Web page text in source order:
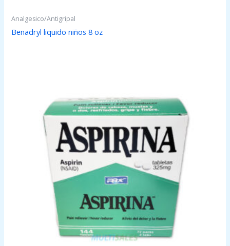
Analgesico/Antigripal
Benadryl liquido niños 8 oz